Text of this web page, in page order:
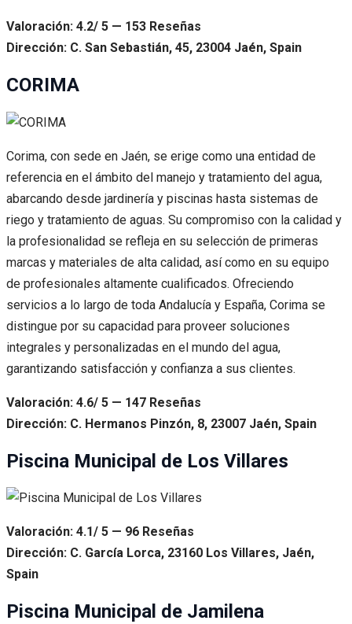
Valoración: 4.2/ 5 — 153 Reseñas
Dirección: C. San Sebastián, 45, 23004 Jaén, Spain
CORIMA
Corima, con sede en Jaén, se erige como una entidad de
referencia en el ámbito del manejo y tratamiento del agua,
abarcando desde jardinería y piscinas hasta sistemas de
riego y tratamiento de aguas. Su compromiso con la calidad y
la profesionalidad se refleja en su selección de primeras
marcas y materiales de alta calidad, así como en su equipo
de profesionales altamente cualificados. Ofreciendo
servicios a lo largo de toda Andalucía y España, Corima se
distingue por su capacidad para proveer soluciones
integrales y personalizadas en el mundo del agua,
garantizando satisfacción y confianza a sus clientes.
Valoración: 4.6/ 5 — 147 Reseñas
Dirección: C. Hermanos Pinzón, 8, 23007 Jaén, Spain
Piscina Municipal de Los Villares
Valoración: 4.1/ 5 — 96 Reseñas
Dirección: C. García Lorca, 23160 Los Villares, Jaén,
Spain
Piscina Municipal de Jamilena